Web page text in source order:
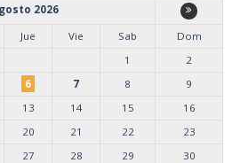
2026
Jue Vie Sab
Dom
1
2
6 7 8
9
13 14 15
16
20 21 22
23
27 28 29
30